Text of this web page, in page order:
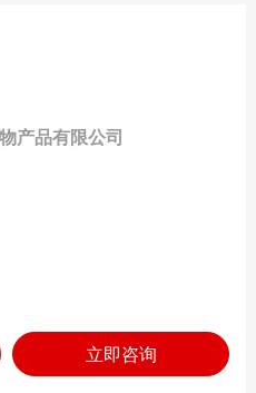
产品有限公司
立即咨询